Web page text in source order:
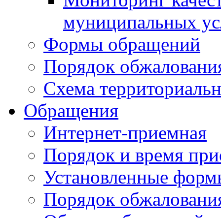
муниципальных
Формы обращений
Порядок
Схема
Обращения
Интернет-приемная
Порядок и время
Установленные
Порядок